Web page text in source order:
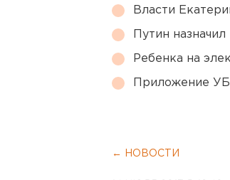
Власти
Путин
Ребенка на
Приложение
← НОВОСТИ